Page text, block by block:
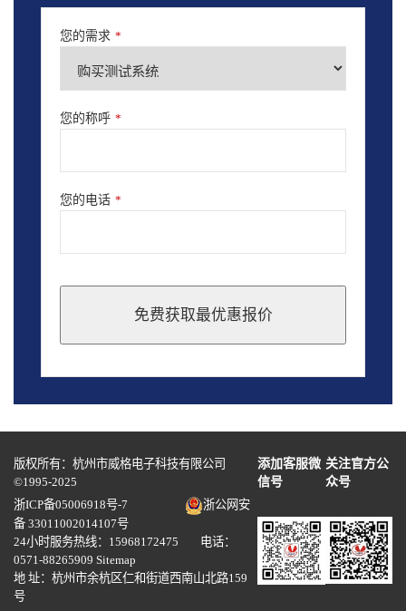
您的需求 *
您的称呼 *
您的电话 *
免费获取最优惠报价
should
blank
版权所有：杭州市威格电子科技有限公司
©1995-2025
添加客服微
信号
关注官方公
众号
浙ICP备05006918号-7
浙公网安
备 33011002014107号
24小时服务热线：15968172475 电话：
0571-88265909 Sitemap
地 址：杭州市余杭区仁和街道西南山北路159
号